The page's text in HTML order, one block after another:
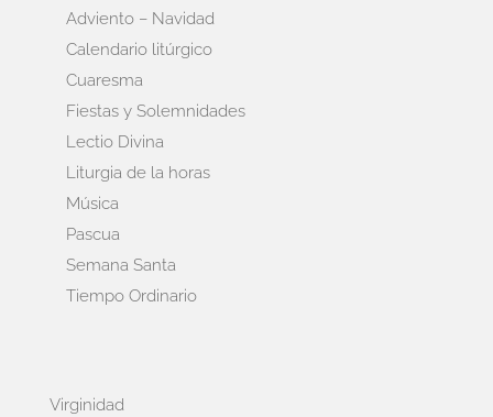
Adviento – Navidad
Calendario litúrgico
Cuaresma
Fiestas y Solemnidades
Lectio Divina
Liturgia de la horas
Música
Pascua
Semana Santa
Tiempo Ordinario
Virginidad